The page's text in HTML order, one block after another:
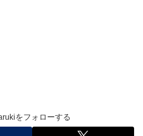
をフォローする